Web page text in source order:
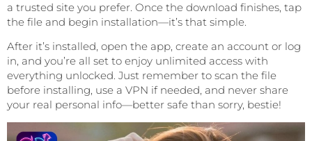
a trusted site you prefer. Once the download finishes, tap
the file and begin installation—it’s that simple.
After it’s installed, open the app, create an account or log
in, and you’re all set to enjoy unlimited access with
everything unlocked. Just remember to scan the file
before installing, use a VPN if needed, and never share
your real personal info—better safe than sorry, bestie!